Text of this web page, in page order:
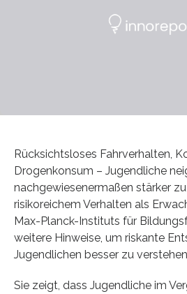
Rücksichtsloses Fahrverhalten,
Drogenkonsum – Jugendliche
nachgewiesenermaßen stärker
risikoreichem Verhalten als
Max-Planck-Instituts für
weitere Hinweise, um riskante
Jugendlichen besser zu
Sie zeigt, dass Jugendliche im